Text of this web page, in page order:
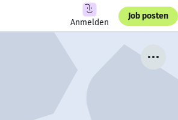
Anmelden
Job posten